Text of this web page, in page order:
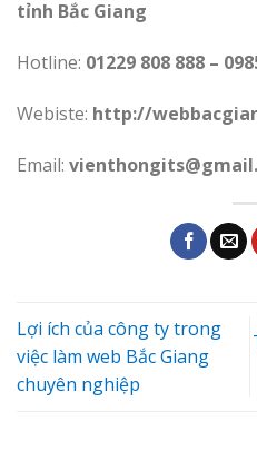
tỉnh Bắc Giang
Hotline: 01229 808 888 –
Webiste: http://
Email:
Lợi ích của công ty trong
việc làm web Bắc Giang
chuyên nghiệp